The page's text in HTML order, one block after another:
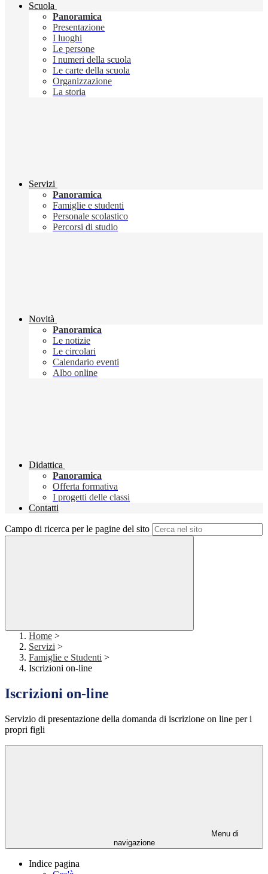
Scuola
Panoramica
Presentazione
I luoghi
Le persone
I numeri della scuola
Le carte della scuola
Organizzazione
La storia
Servizi
Panoramica
Famiglie e studenti
Personale scolastico
Percorsi di studio
Novità
Panoramica
Le notizie
Le circolari
Calendario eventi
Albo online
Didattica
Panoramica
Offerta formativa
I progetti delle classi
Contatti
Campo di ricerca per le pagine del sito
Home >
Servizi >
Famiglie e Studenti >
Iscrizioni on-line
Iscrizioni on-line
Servizio di presentazione della domanda di iscrizione on line per i
propri figli
Menu di
navigazione
Indice pagina